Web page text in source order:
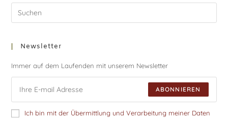
Newsletter
Immer auf dem Laufenden mit unserem Newsletter
ABONNIEREN
Ich bin mit der Übermittlung und Verarbeitung meiner Daten